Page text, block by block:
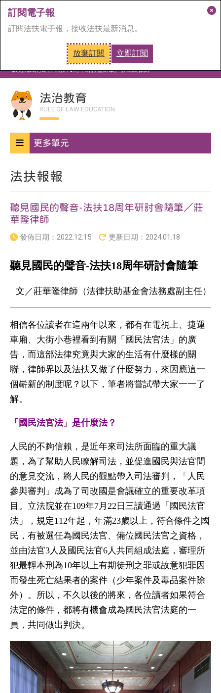
訂閱電子報
訂閱法扶電子報，接收法扶最新消息。
放棄訂閱 立即訂閱
視
窗
法扶報報
聽見國民的聲音-法扶18周年研討會隨筆／莊華隆律師
法治教育
RULE OF LAW EDUCATION
更多單元
法扶報報
聽見國民的聲音-法扶18周年研討會隨筆／莊
華隆律師
發佈日期： 2022.12.15 更新日期： 2024.01.18
聽見國民的聲音-法扶18周年研討會隨筆
文／莊華隆律師（法律扶助基金會法務處副主任）
相信各位讀者在這兩年以來，都有在電視上、捷運
車廂、大街小巷裡看到有關「國民法官法」的廣
告，而這部法律究竟與大家的生活有什麼樣的關
聯，律師界以及法扶又做了什麼努力，來因應這一
個嶄新的制度呢？以下，筆者將嘗試帶大家一一了
解。
「國民法官法」是什麼法？
人民的不夠信賴，是近年來司法所面臨的重大議
題，為了幫助人民瞭解司法，並促進國民與法官間
的意見交流，將人民的觀點帶入司法審判，「人民
參與審判」成為了司改國是會議確立的重要改革項
目。立法院並在109年7月22日三讀通過「國民法官
法」，規定112年起，年滿23歲以上，符合條件之國
民，有被選任為國民法官、備位國民法官之資格，
並由法官3人及國民法官6人共同組成法庭，審理所
犯最輕本刑為10年以上有期徒刑之罪或故意犯罪因
而發生死亡結果者的案件（少年案件及毒品案件除
外）。所以，不久以後的將來，各位讀者如果符合
法定的條件，都將有機會成為國民法官法庭的一
員，共同做出判決。